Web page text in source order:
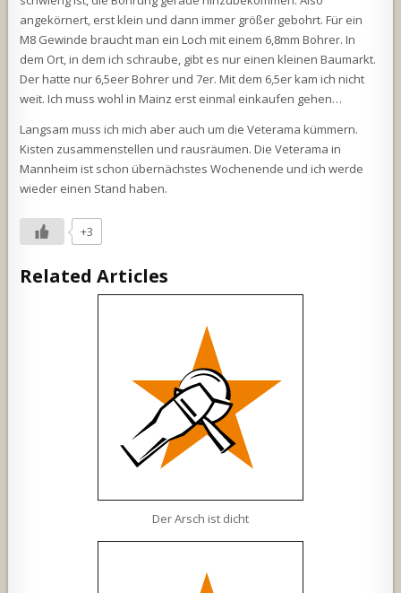
angekörnert, erst klein und dann immer größer gebohrt. Für ein
M8 Gewinde braucht man ein Loch mit einem 6,8mm Bohrer. In
dem Ort, in dem ich schraube, gibt es nur einen kleinen Baumarkt.
Der hatte nur 6,5eer Bohrer und 7er. Mit dem 6,5er kam ich nicht
weit. Ich muss wohl in Mainz erst einmal einkaufen gehen…
Langsam muss ich mich aber auch um die Veterama kümmern.
Kisten zusammenstellen und rausräumen. Die Veterama in
Mannheim ist schon übernächstes Wochenende und ich werde
wieder einen Stand haben.
+3
Related Articles
Der Arsch ist dicht